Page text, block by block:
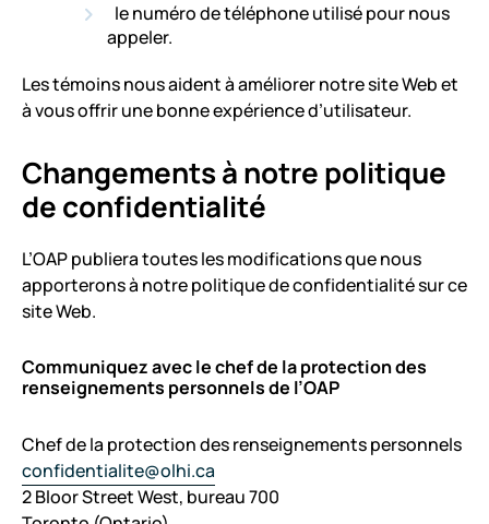
le numéro de téléphone utilisé pour nous
appeler.
Les témoins nous aident à améliorer notre site Web et
à vous offrir une bonne expérience d’utilisateur.
Changements à notre politique
de confidentialité
L’OAP publiera toutes les modifications que nous
apporterons à notre politique de confidentialité sur ce
site Web.
Communiquez avec le chef de la protection des
renseignements personnels de l’OAP
Chef de la protection des renseignements personnels
confidentialite@olhi.ca
2 Bloor Street West, bureau 700